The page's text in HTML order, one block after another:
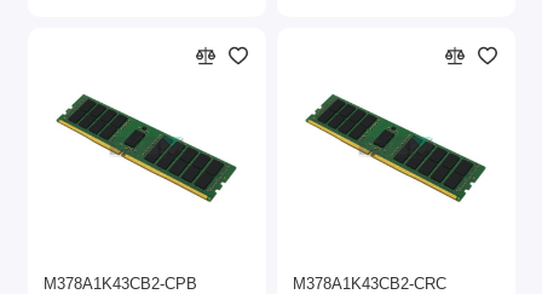
M378A1K43CB2-CPB
M378A1K43CB2-CRC